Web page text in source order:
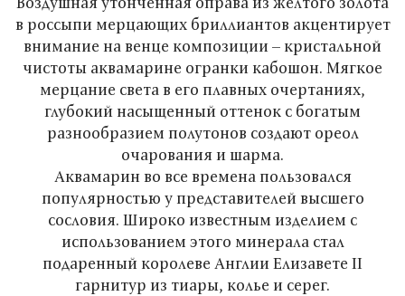
в россыпи мерцающих бриллиантов акцентирует
внимание на венце композиции – кристальной
чистоты аквамарине огранки кабошон. Мягкое
мерцание света в его плавных очертаниях,
глубокий насыщенный оттенок с богатым
разнообразием полутонов создают ореол
очарования и шарма.
Аквамарин во все времена пользовался
популярностью у представителей высшего
сословия. Широко известным изделием с
использованием этого минерала стал
подаренный королеве Англии Елизавете II
гарнитур из тиары, колье и серег.